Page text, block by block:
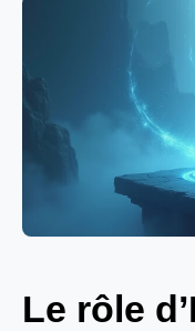
Le rôle